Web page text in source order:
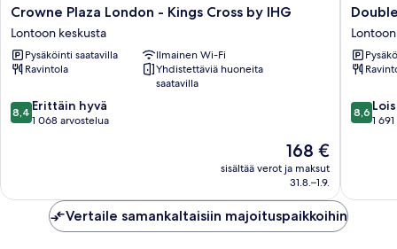
Crowne
Plaza
London
-
Kings
by
IHG
Crowne Plaza London - Kings Cross by IHG
Lontoon keskusta
Pysäköinti saatavilla
Ilmainen Wi-Fi
Ravintola
Yhdistettäviä huoneita
saatavilla
8.4
kautta
arvostelua
8,4 Erittäin hyvä
1 068 arvostelua
Hinta
on
168 €
168 €
sisältää verot ja maksut
31.8.–1.9.
by
Hilton
London
Angel
Cross
Lontoon
8.6
kautta
8,6
1
Vertaile samankaltaisiin majoituspaikkoihin